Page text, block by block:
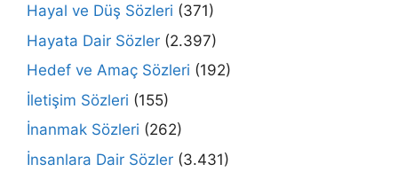
Hayal ve Düş Sözleri (371)
Hayata Dair Sözler (2.397)
Hedef ve Amaç Sözleri (192)
İletişim Sözleri (155)
İnanmak Sözleri (262)
İnsanlara Dair Sözler (3.431)